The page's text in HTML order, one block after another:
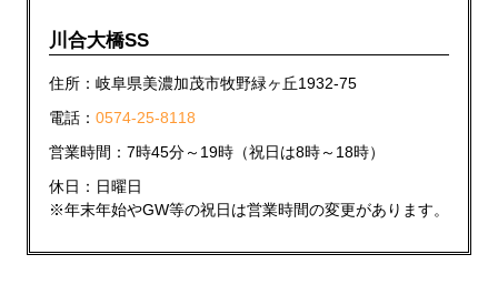
川合大橋SS
住所：岐阜県美濃加茂市牧野緑ヶ丘1932-75
電話： 0574-25-8118
営業時間：7時45分～19時（祝日は8時～18時）
休日：日曜日
※年末年始やGW等の祝日は営業時間の変更があります。